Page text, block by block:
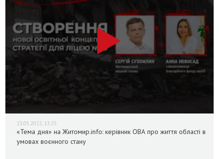
13.05.2022, 13:25
«Тема дня» на Житомир.info: керівник ОВА про життя області в
умовах воєнного стану